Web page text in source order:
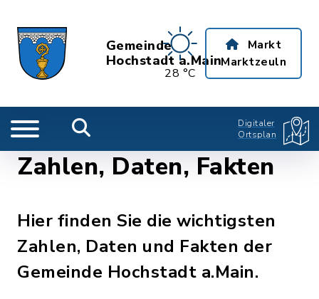
Gemeinde
Hochstadt a.Main
28 °C
Markt
Marktzeuln
Digitaler
Ortsplan
Zahlen, Daten, Fakten
Hier finden Sie die wichtigsten
Zahlen, Daten und Fakten der
Gemeinde Hochstadt a.Main.